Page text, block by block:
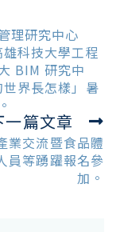
理研究中心
科技大學工程
BIM 研究中
界長怎樣」暑
一篇文章
交流暨食品體
員等踴躍報名參
加。